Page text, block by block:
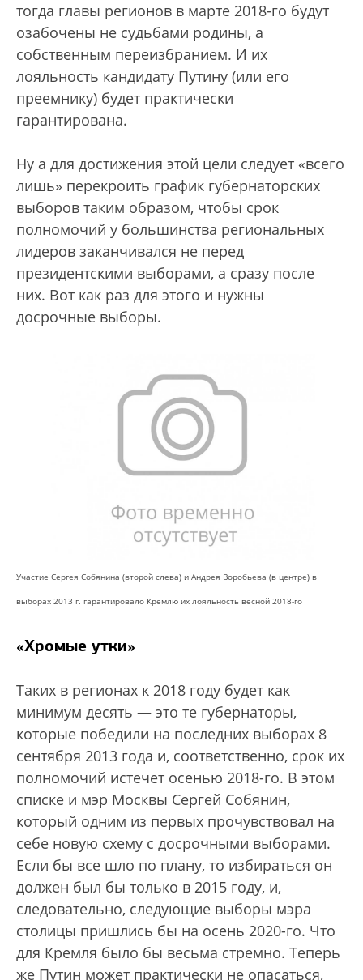
тогда главы регионов в марте 2018-го будут
озабочены не судьбами родины, а
собственным переизбранием. И их
лояльность кандидату Путину (или его
преемнику) будет практически
гарантирована.
Ну а для достижения этой цели следует «всего
лишь» перекроить график губернаторских
выборов таким образом, чтобы срок
полномочий у большинства региональных
лидеров заканчивался не перед
президентскими выборами, а сразу после
них. Вот как раз для этого и нужны
досрочные выборы.
Участие Сергея Собянина (второй слева) и Андрея Воробьева (в центре) в
выборах 2013 г. гарантировало Кремлю их лояльность весной 2018-го
«Хромые утки»
Таких в регионах к 2018 году будет как
минимум десять — это те губернаторы,
которые победили на последних выборах 8
сентября 2013 года и, соответственно, срок их
полномочий истечет осенью 2018-го. В этом
списке и мэр Москвы Сергей Собянин,
который одним из первых прочувствовал на
себе новую схему с досрочными выборами.
Если бы все шло по плану, то избираться он
должен был бы только в 2015 году, и,
следовательно, следующие выборы мэра
столицы пришлись бы на осень 2020-го. Что
для Кремля было бы весьма стремно. Теперь
же Путин может практически не опасаться,